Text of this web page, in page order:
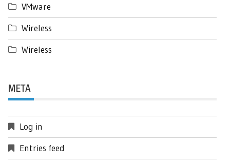
VMware
Wireless
Wireless
META
Log in
Entries feed